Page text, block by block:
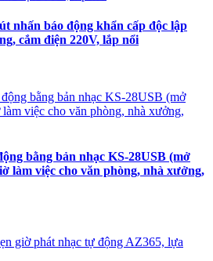
nhấn báo động khẩn cấp độc lập
cắm điện 220V, lắp nổi
bằng bản nhạc KS-28USB (mở
làm việc cho văn phòng, nhà xưởng,